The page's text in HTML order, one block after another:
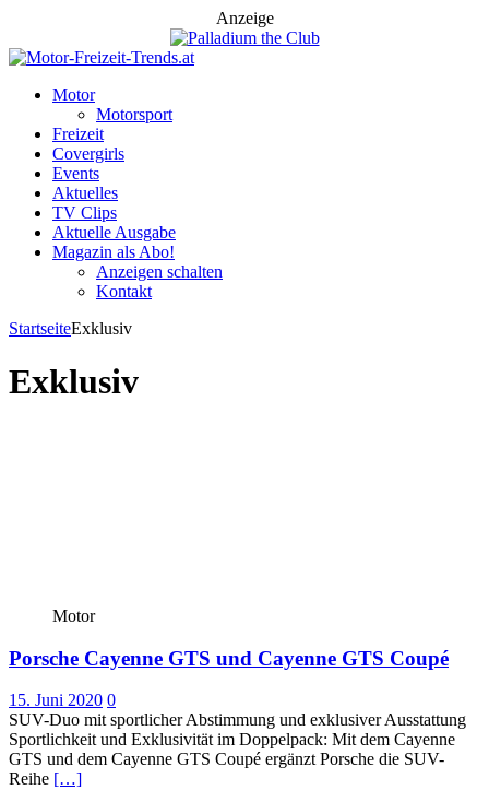
Anzeige
Motor
Motorsport
Freizeit
Covergirls
Events
Aktuelles
TV Clips
Aktuelle Ausgabe
Magazin als Abo!
Anzeigen schalten
Kontakt
StartseiteExklusiv
Exklusiv
Motor
Porsche Cayenne GTS und Cayenne GTS Coupé
15. Juni 2020 0
SUV-Duo mit sportlicher Abstimmung und exklusiver Ausstattung
Sportlichkeit und Exklusivität im Doppelpack: Mit dem Cayenne
GTS und dem Cayenne GTS Coupé ergänzt Porsche die SUV-
Reihe […]